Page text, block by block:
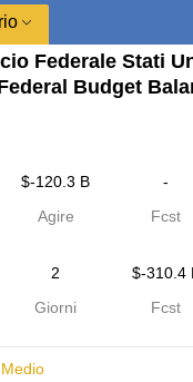
Federale Stati
Budget
$​-120.3 B -
Agire Fcst
2 $​-310.4
Giorni Fcst
Medio